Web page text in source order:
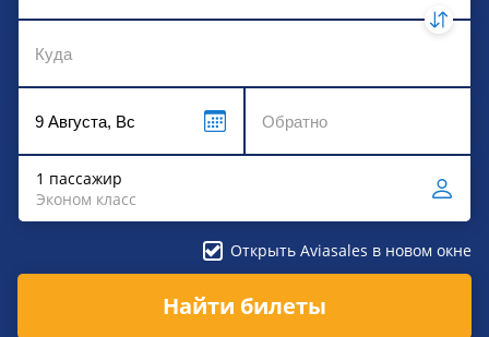
1 пассажир
Эконом класс
Открыть Aviasales в новом окне
Найти билеты